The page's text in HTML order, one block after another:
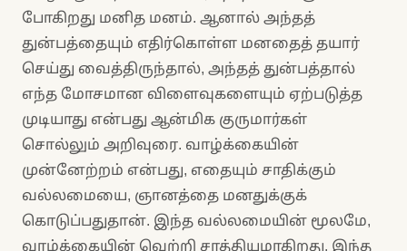
போகிறது மனித மனம். ஆனால் அந்தத்
துன்பத்தையும் எதிர்கொள்ள மனதைத் தயார்
செய்து வைத்திருந்தால், அந்தத் துன்பத்தால்
எந்த மோசமான விளைவுகளையும் ஏற்படுத்த
முடியாது என்பது ஆன்மிக குருமார்கள்
சொல்லும் அறிவுரை. வாழ்க்கையின்
முன்னேற்றம் என்பது, எதையும் சாதிக்கும்
வல்லமையை, ஞானத்தை மனதுக்குக்
கொடுப்பதுதான். இந்த வல்லமையின் மூலமே,
வாழ்க்கையின் வெற்றி சாத்தியமாகிறது. இந்த